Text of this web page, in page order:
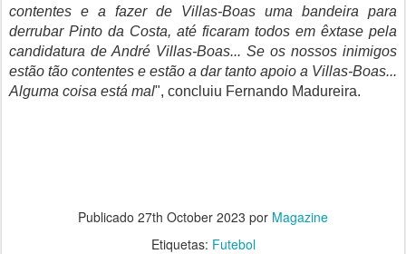
contentes e a fazer de Villas-Boas uma bandeira para
derrubar Pinto da Costa, até ficaram todos em êxtase pela
candidatura de André Villas-Boas... Se os nossos inimigos
estão tão contentes e estão a dar tanto apoio a Villas-Boas...
Alguma coisa está mal", concluiu Fernando Madureira.
Publicado 27th October 2023 por Magazine
Etiquetas: Futebol